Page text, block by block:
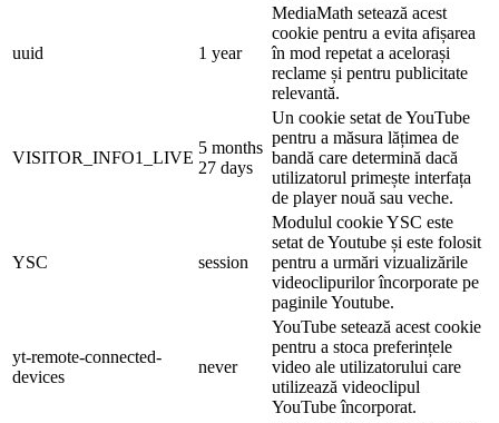
uuid 1 year
MediaMath setează acest
cookie pentru a evita afișarea
în mod repetat a acelorași
reclame și pentru publicitate
relevantă.
VISITOR_INFO1_LIVE
5 months
27 days
Un cookie setat de YouTube
pentru a măsura lățimea de
bandă care determină dacă
utilizatorul primește interfața
de player nouă sau veche.
YSC session
Modulul cookie YSC este
setat de Youtube și este folosit
pentru a urmări vizualizările
videoclipurilor încorporate pe
paginile Youtube.
yt-remote-connected-
devices
never
YouTube setează acest cookie
pentru a stoca preferințele
video ale utilizatorului care
utilizează videoclipul
YouTube încorporat.